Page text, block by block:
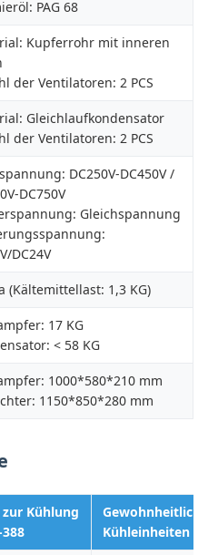
PAG 68
Kupferrohr mit inneren
der Ventilatoren: 2 PCS
Gleichlaufkondensator
der Ventilatoren: 2 PCS
DC250V-DC450V /
DC750V
Gleichspannung
DC24V
(Kältemittellast: 1,3 KG)
17 KG
< 58 KG
1000*580*210 mm
1150*850*280 mm
Kühlung
Kühleinheiten